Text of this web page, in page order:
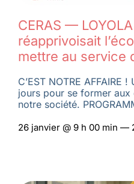
CERAS —
réapprivoisait
mettre au service
C’EST NOTRE AFFAIRE
jours pour se former
notre société.
26 janvier @ 9 h 00 min —